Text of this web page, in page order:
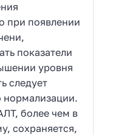
при появлении
показатели
уровня
следует
нормализации.
более чем в
сохраняется,